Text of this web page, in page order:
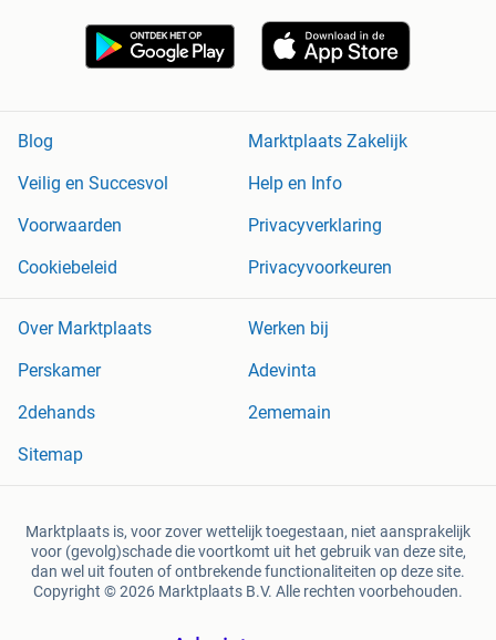
Blog
Marktplaats Zakelijk
Veilig en Succesvol
Help en Info
Voorwaarden
Privacyverklaring
Cookiebeleid
Privacyvoorkeuren
Over Marktplaats
Werken bij
Perskamer
Adevinta
2dehands
2ememain
Sitemap
Marktplaats is, voor zover wettelijk toegestaan, niet aansprakelijk
voor (gevolg)schade die voortkomt uit het gebruik van deze site,
dan wel uit fouten of ontbrekende functionaliteiten op deze site.
Copyright © 2026 Marktplaats B.V. Alle rechten voorbehouden.